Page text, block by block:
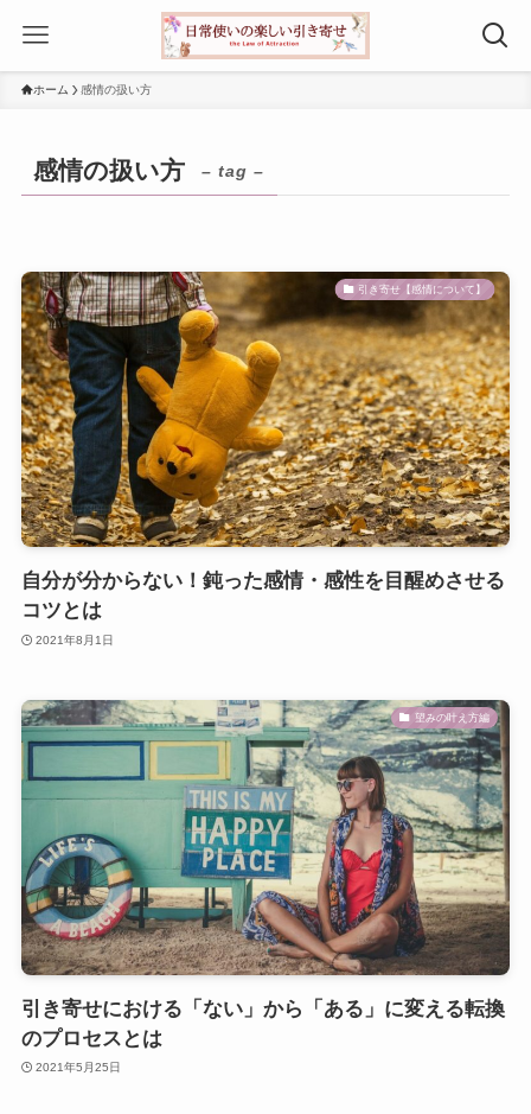
ホーム 感情の扱い方
感情の扱い方 – tag –
引き寄せ【感情について】
自分が分からない！鈍った感情・感性を目醒めさせる
コツとは
2021年8月1日
望みの叶え方編
引き寄せにおける「ない」から「ある」に変える転換
のプロセスとは
2021年5月25日